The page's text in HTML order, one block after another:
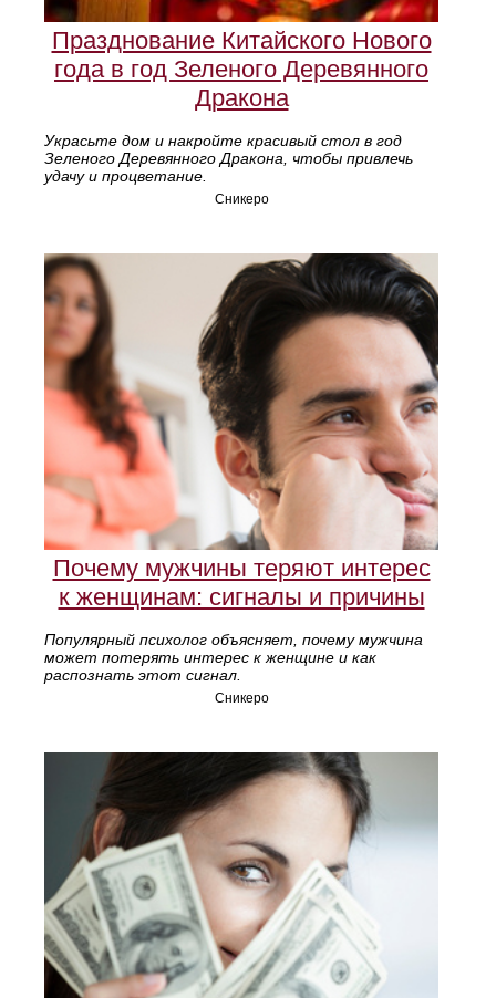
Празднование Китайского Нового
года в год Зеленого Деревянного
Дракона
Украсьте дом и накройте красивый стол в год
Зеленого Деревянного Дракона, чтобы привлечь
удачу и процветание.
Сникеро
Почему мужчины теряют интерес
к женщинам: сигналы и причины
Популярный психолог объясняет, почему мужчина
может потерять интерес к женщине и как
распознать этот сигнал.
Сникеро